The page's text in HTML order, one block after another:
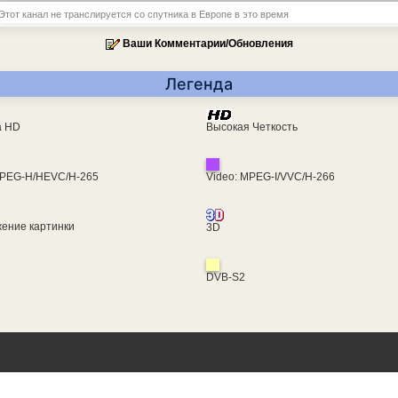
канал не транслируется со спутника в Европе в это время
Ваши Комментарии/Обновления
Легенда
HD Высокая Четкость
H/HEVC/H-265 Video: MPEG-I/VVC/H-266
картинки 3D
DVB-S2